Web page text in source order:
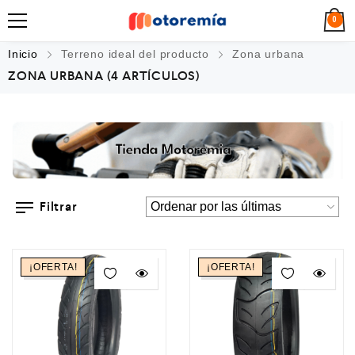
0
Inicio Terreno ideal del producto Zona urbana
ZONA URBANA (4 ARTÍCULOS)
Filtrar
¡OFERTA! ¡OFERTA!